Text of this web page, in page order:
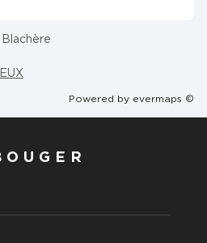
Blachère
Powered by evermaps ©